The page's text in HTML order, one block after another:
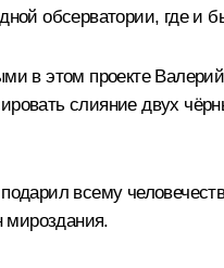
обсерватории, где и
в этом проекте
слияние двух
всему
мироздания.